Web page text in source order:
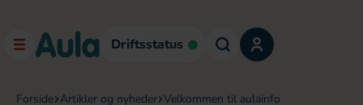
Driftsstatus
forside artikler og nyheder velkommen til aulainfo